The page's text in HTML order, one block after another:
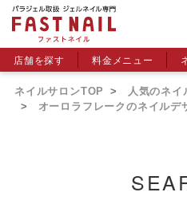
店舗を探す 料金メニュー
ネイルサロンTOP
人気のネイ
オーロラフレークのネイルデ